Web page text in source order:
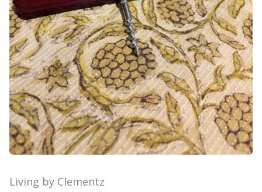
Living by Clementz